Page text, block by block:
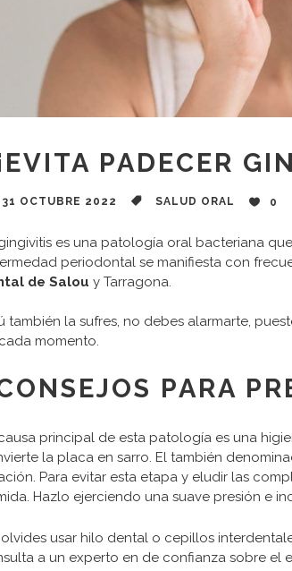
PADECER
31 OCTUBRE 2022 SALUD ORAL 0
es una patología oral bacteriana
periodontal se manifiesta con
de Salou y Tarragona.
también la sufres, no debes alarmarte,
momento.
PARA
principal de esta patología es una
la placa en sarro. El también
Para evitar esta etapa y eludir las
Hazlo ejerciendo una suave presión e
usar hilo dental o cepillos
a un experto en de confianza sobre el